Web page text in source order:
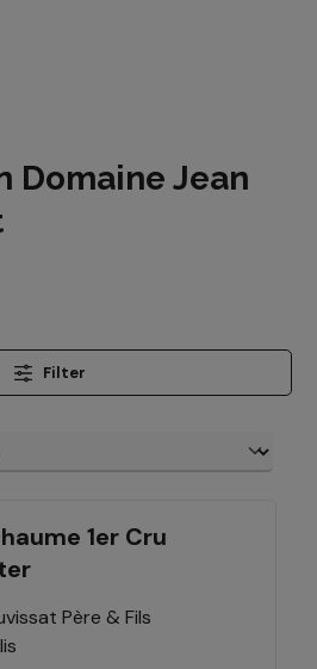
Domaine Jean
Filter
1er Cru
Père & Fils